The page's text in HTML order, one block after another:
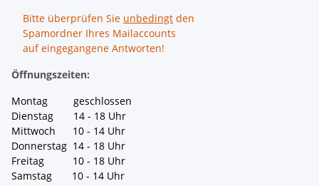
Bitte überprüfen Sie unbedingt den
Spamordner Ihres Mailaccounts
auf eingegangene Antworten!
Öffnungszeiten:
Montag geschlossen
Dienstag 14 - 18 Uhr
Mittwoch 10 - 14 Uhr
Donnerstag 14 - 18 Uhr
Freitag 10 - 18 Uhr
Samstag 10 - 14 Uhr